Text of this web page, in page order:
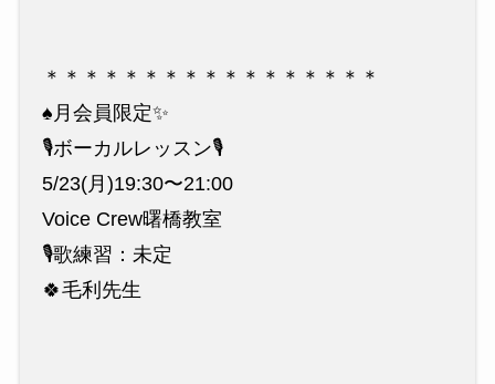
＊＊＊＊＊＊＊＊＊＊＊＊＊＊＊＊＊
♠️月会員限定✨
🎙ボーカルレッスン🎙
5/23(月)19:30〜21:00
Voice Crew曙橋教室
🎙歌練習：未定
🍀毛利先生